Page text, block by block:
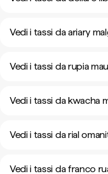
Vedi i tassi da ariary
Vedi i tassi da rupia
Vedi i tassi da kwacha
Vedi i tassi da rial
Vedi i tassi da franco